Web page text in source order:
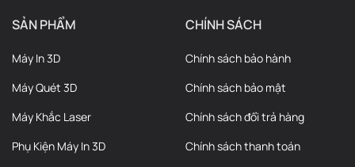
SẢN PHẨM
Máy In 3D
Máy Quét 3D
Máy Khắc Laser
Phụ Kiện Máy In 3D
CHÍNH SÁCH
Chính sách bảo hành
Chính sách bảo mật
Chính sách đổi trả hàng
Chính sách thanh toán